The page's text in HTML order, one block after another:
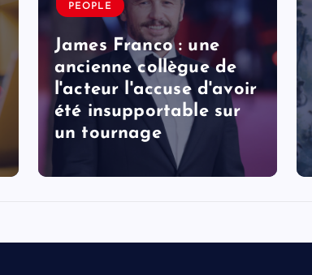
PEOPLE
James Franco : une
ancienne collègue de
l'acteur l'accuse d'avoir
été insupportable sur
un tournage